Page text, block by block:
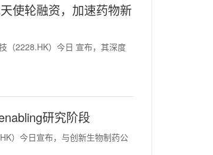
使轮融资，加速药物新
（2228.HK）今日 宣布，其深度
研究阶段
）今日宣布，与创新生物制药公